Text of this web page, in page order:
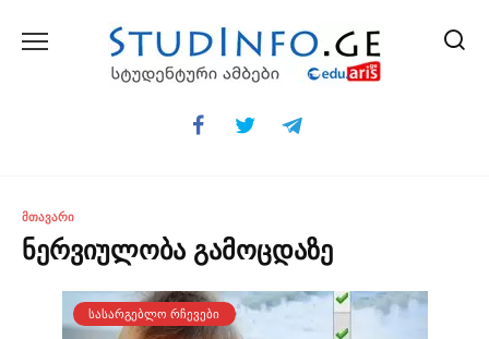
ᲛᲗᲐᲕᲐᲠᲘ
ნერვიულობა გამოცდაზე
ᲡᲐᲡᲐᲠᲒᲔᲑᲚᲝ ᲠᲩᲔᲕᲔᲑᲘ